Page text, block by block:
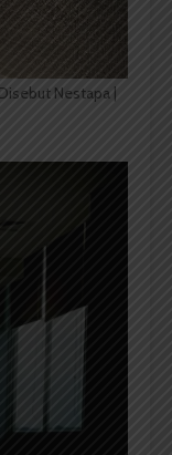
Nestapa |